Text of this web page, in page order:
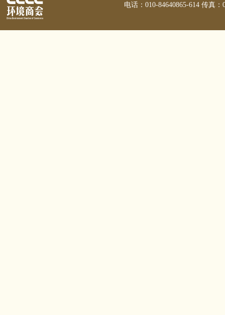
电话：010-84640865-614 传真